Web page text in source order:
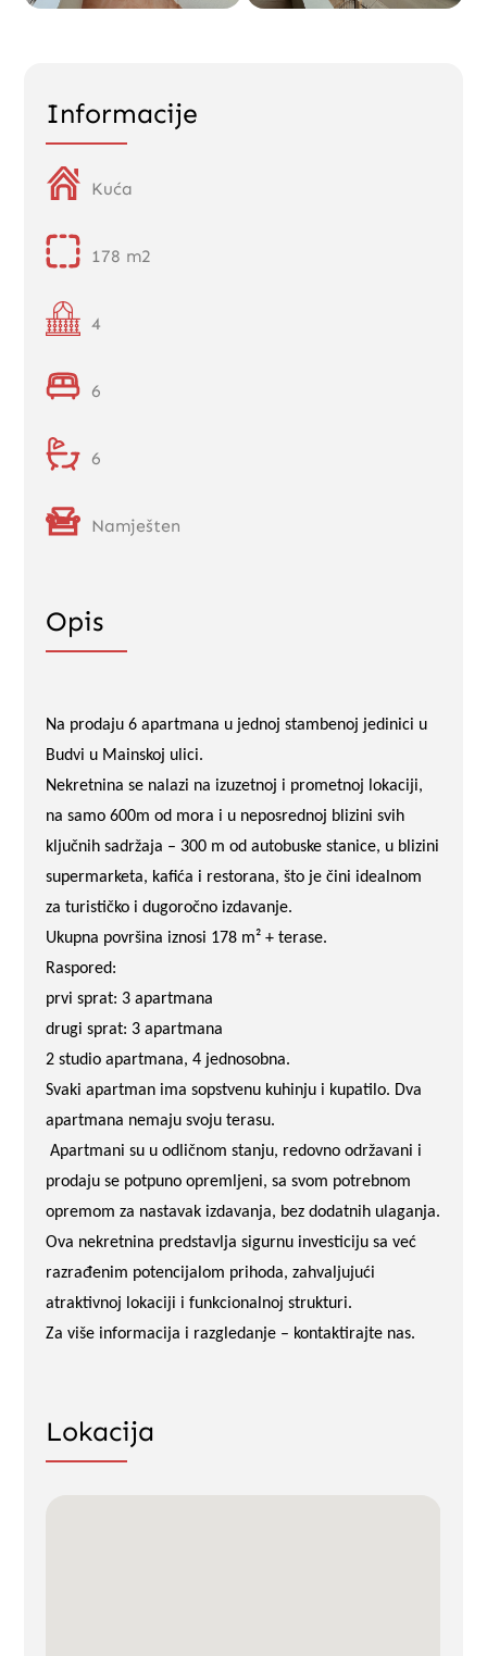
Informacije
Kuća
178 m2
4
6
6
Namješten
Opis
Na prodaju 6 apartmana u jednoj stambenoj jedinici u
Budvi u Mainskoj ulici.
Nekretnina se nalazi na izuzetnoj i prometnoj lokaciji,
na samo 600m od mora i u neposrednoj blizini svih
ključnih sadržaja – 300 m od autobuske stanice, u blizini
supermarketa, kafića i restorana, što je čini idealnom
za turističko i dugoročno izdavanje.
Ukupna površina iznosi 178 m² + terase.
Raspored:
prvi sprat: 3 apartmana
drugi sprat: 3 apartmana
2 studio apartmana, 4 jednosobna.
Svaki apartman ima sopstvenu kuhinju i kupatilo. Dva
apartmana nemaju svoju terasu.
Apartmani su u odličnom stanju, redovno održavani i
prodaju se potpuno opremljeni, sa svom potrebnom
opremom za nastavak izdavanja, bez dodatnih ulaganja.
Ova nekretnina predstavlja sigurnu investiciju sa već
razrađenim potencijalom prihoda, zahvaljujući
atraktivnoj lokaciji i funkcionalnoj strukturi.
Za više informacija i razgledanje – kontaktirajte nas.
Lokacija